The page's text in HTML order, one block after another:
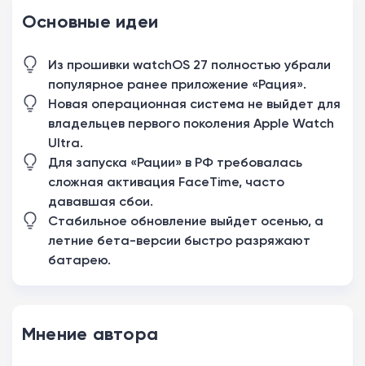
Основные идеи
Из прошивки watchOS 27 полностью убрали
популярное ранее приложение «Рация».
Новая операционная система не выйдет для
владельцев первого поколения Apple Watch
Ultra.
Для запуска «Рации» в РФ требовалась
сложная активация FaceTime, часто
дававшая сбои.
Стабильное обновление выйдет осенью, а
летние бета-версии быстро разряжают
батарею.
Мнение автора